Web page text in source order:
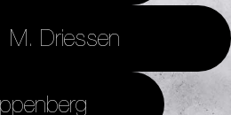
M. Driessen